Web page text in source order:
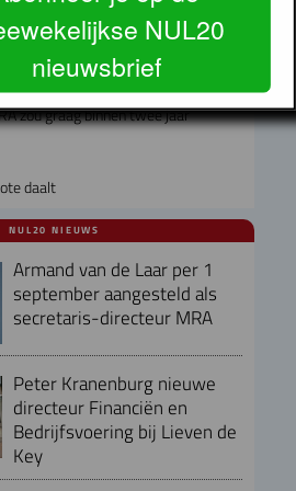
meeste sociale huurwoningen in
zou graag binnen twee jaar
daalt
NUL20 NIEUWS
Armand van de Laar per 1
september aangesteld als
secretaris-directeur MRA
Peter Kranenburg nieuwe
directeur Financiën en
Bedrijfsvoering bij Lieven de
Key
NUL20
nieuwsbrief